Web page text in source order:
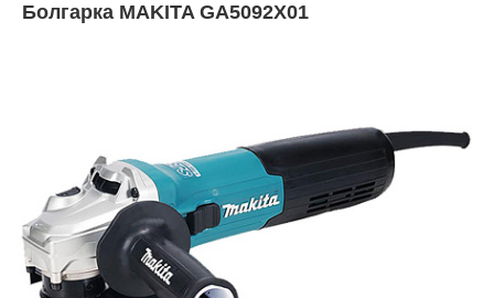
Болгарка MAKITA GA5092X01